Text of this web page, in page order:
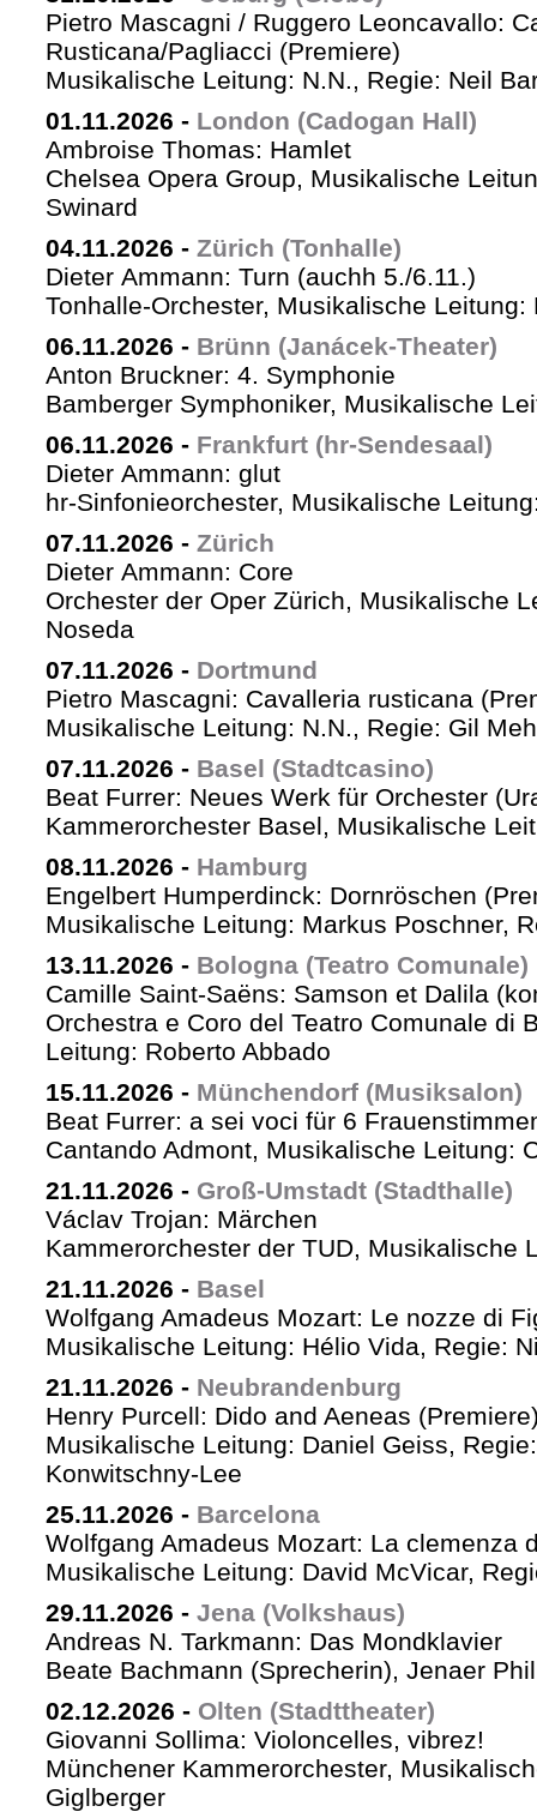
Pietro Mascagni / Ruggero Leoncavallo:
Rusticana/Pagliacci (Premiere)
Musikalische Leitung: N.N., Regie: Neil
01.11.2026 - London (Cadogan Hall)
Ambroise Thomas: Hamlet
Chelsea Opera Group, Musikalische
Swinard
04.11.2026 - Zürich (Tonhalle)
Dieter Ammann: Turn (auchh 5./6.11.)
Tonhalle-Orchester, Musikalische Leitung:
06.11.2026 - Brünn (Janácek-Theater)
Anton Bruckner: 4. Symphonie
Bamberger Symphoniker, Musikalische
06.11.2026 - Frankfurt (hr-Sendesaal)
Dieter Ammann: glut
hr-Sinfonieorchester, Musikalische
07.11.2026 - Zürich
Dieter Ammann: Core
Orchester der Oper Zürich, Musikalische
Noseda
07.11.2026 - Dortmund
Pietro Mascagni: Cavalleria rusticana
Musikalische Leitung: N.N., Regie: Gil
07.11.2026 - Basel (Stadtcasino)
Beat Furrer: Neues Werk für Orchester
Kammerorchester Basel, Musikalische
08.11.2026 - Hamburg
Engelbert Humperdinck: Dornröschen
Musikalische Leitung: Markus Poschner,
13.11.2026 - Bologna (Teatro Comunale)
Camille Saint-Saëns: Samson et Dalila
Orchestra e Coro del Teatro Comunale di
Leitung: Roberto Abbado
15.11.2026 - Münchendorf (Musiksalon)
Beat Furrer: a sei voci für 6
Cantando Admont, Musikalische Leitung:
21.11.2026 - Groß-Umstadt (Stadthalle)
Václav Trojan: Märchen
Kammerorchester der TUD, Musikalische
21.11.2026 - Basel
Wolfgang Amadeus Mozart: Le nozze di
Musikalische Leitung: Hélio Vida, Regie:
21.11.2026 - Neubrandenburg
Henry Purcell: Dido and Aeneas
Musikalische Leitung: Daniel Geiss,
Konwitschny-Lee
25.11.2026 - Barcelona
Wolfgang Amadeus Mozart: La clemenza
Musikalische Leitung: David McVicar,
29.11.2026 - Jena (Volkshaus)
Andreas N. Tarkmann: Das Mondklavier
Beate Bachmann (Sprecherin), Jenaer
02.12.2026 - Olten (Stadttheater)
Giovanni Sollima: Violoncelles, vibrez!
Münchener Kammerorchester,
Giglberger